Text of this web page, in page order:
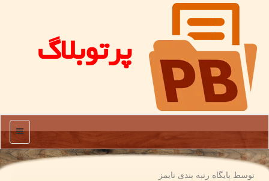
پرتوبلاگ
منو
توسط پایگاه رتبه بندی تایمز